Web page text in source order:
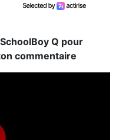
Q pour
commentaire